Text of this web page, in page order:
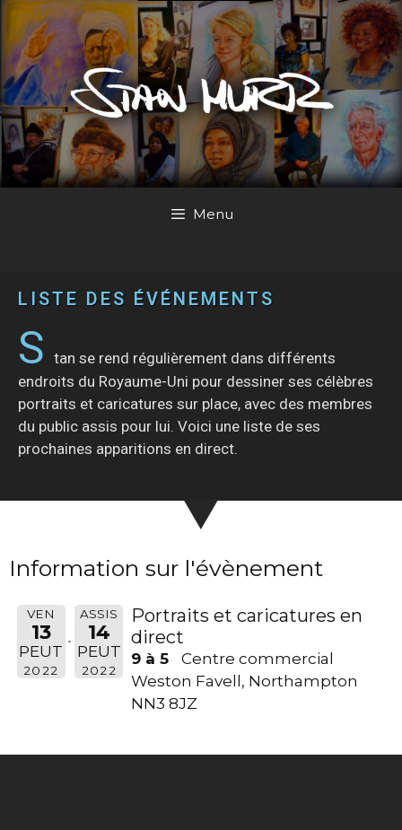
Menu
LISTE DES ÉVÉNEMENTS
S tan se rend régulièrement dans différents
endroits du Royaume-Uni pour dessiner ses célèbres
portraits et caricatures sur place, avec des membres
du public assis pour lui. Voici une liste de ses
prochaines apparitions en direct.
Information sur l'évènement
VEN
13
PEUT
2022
ASSIS
14
PEUT
2022
Portraits et caricatures en
direct
9 à 5
Centre commercial
Weston Favell, Northampton
NN3 8JZ